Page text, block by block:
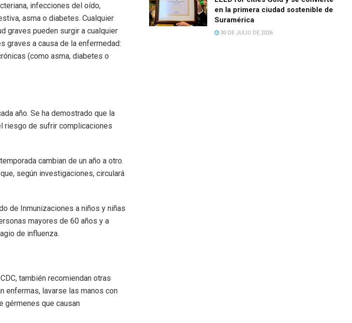
infecciones del oído,
asma o diabetes. Cualquier
graves pueden surgir a cualquier
graves a causa de la enfermedad:
(como asma, diabetes o
año. Se ha demostrado que la
riesgo de sufrir complicaciones
cambian de un año a otro.
según investigaciones, circulará
de Inmunizaciones a niños y niñas
mayores de 60 años y a
de influenza.
también recomiendan otras
enfermas, lavarse las manos con
gérmenes que causan
en la primera ciudad sostenible de
Suramérica
30 DE JULIO DE 2026